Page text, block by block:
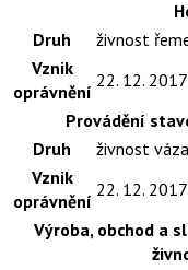
Druh
živnost
Vznik
oprávnění
22. 12. 2017
Provádění
Druh
živnost
Vznik
oprávnění
22. 12. 2017
Výroba, obchod a